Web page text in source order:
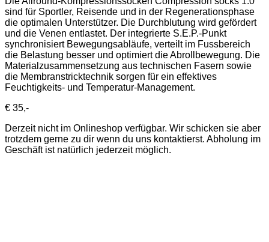
sind für Sportler, Reisende und in der Regenerationsphase
die optimalen Unterstützer. Die Durchblutung wird gefördert
und die Venen entlastet. Der integrierte S.E.P.-Punkt
synchronisiert Bewegungsabläufe, verteilt im Fussbereich
die Belastung besser und optimiert die Abrollbewegung. Die
Materialzusammensetzung aus technischen Fasern sowie
die Membranstricktechnik sorgen für ein effektives
Feuchtigkeits- und Temperatur-Management.
€ 35,-
Derzeit nicht im Onlineshop verfügbar. Wir schicken sie aber
trotzdem gerne zu dir wenn du uns kontaktierst. Abholung im
Geschäft ist natürlich jederzeit möglich.